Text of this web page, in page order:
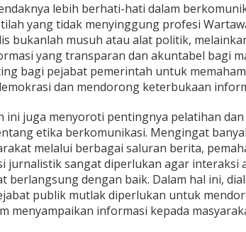
lebih berhati-hati dalam
yang tidak menyinggung profesi
bukanlah musuh atau alat politik,
yang transparan dan akuntabel bagi
bagi pejabat pemerintah untuk
dan mendorong keterbukaan
ini juga menyoroti pentingnya pelatihan
etika berkomunikasi. Mengingat
melalui berbagai saluran berita,
jurnalistik sangat diperlukan agar interaksi
berlangsung dengan baik. Dalam hal ini,
publik mutlak diperlukan untuk
menyampaikan informasi kepada